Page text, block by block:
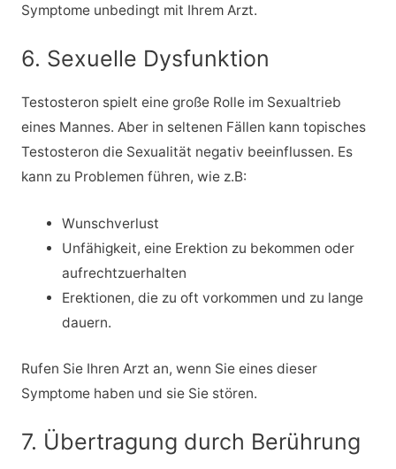
Symptome unbedingt mit Ihrem Arzt.
6. Sexuelle Dysfunktion
Testosteron spielt eine große Rolle im Sexualtrieb
eines Mannes. Aber in seltenen Fällen kann topisches
Testosteron die Sexualität negativ beeinflussen. Es
kann zu Problemen führen, wie z.B:
Wunschverlust
Unfähigkeit, eine Erektion zu bekommen oder
aufrechtzuerhalten
Erektionen, die zu oft vorkommen und zu lange
dauern.
Rufen Sie Ihren Arzt an, wenn Sie eines dieser
Symptome haben und sie Sie stören.
7. Übertragung durch Berührung